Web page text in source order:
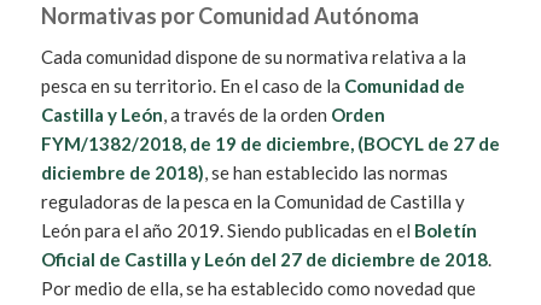
Normativas por Comunidad Autónoma
Cada comunidad dispone de su normativa relativa a la
pesca en su territorio. En el caso de la Comunidad de
Castilla y León, a través de la orden Orden
FYM/1382/2018, de 19 de diciembre, (BOCYL de 27 de
diciembre de 2018), se han establecido las normas
reguladoras de la pesca en la Comunidad de Castilla y
León para el año 2019. Siendo publicadas en el Boletín
Oficial de Castilla y León del 27 de diciembre de 2018.
Por medio de ella, se ha establecido como novedad que